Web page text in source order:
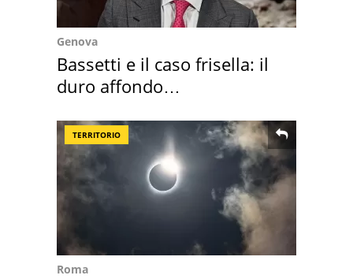
Genova
Bassetti e il caso frisella: il
duro affondo
TERRITORIO
Roma